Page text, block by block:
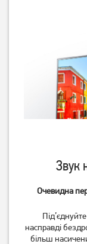
Телевізор Philips
65PUS8319/12
грн
Звук
Очевидна
насправді
більш